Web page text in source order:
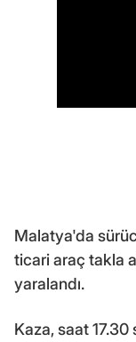
Malatya'da
ticari araç takla
yaralandı.
Kaza, saat 17.30